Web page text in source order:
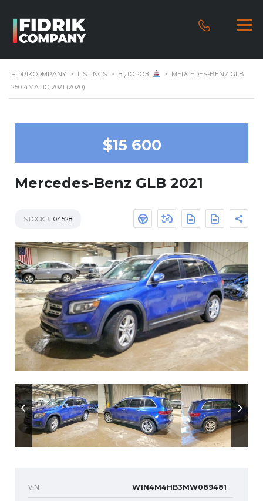
FIDRIKCOMPANY > LISTINGS > В ДОРОЗІ > MERCEDES-BENZ GLB
250 4MATIC, 2021 (2020)
$15 600
Mercedes-Benz GLB 2021
STOCK # 04528
VIN W1N4M4HB3MW089481